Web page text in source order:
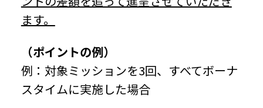
ます。
（ポイントの例）
例：対象ミッションを3回、すべてボーナ
スタイムに実施した場合